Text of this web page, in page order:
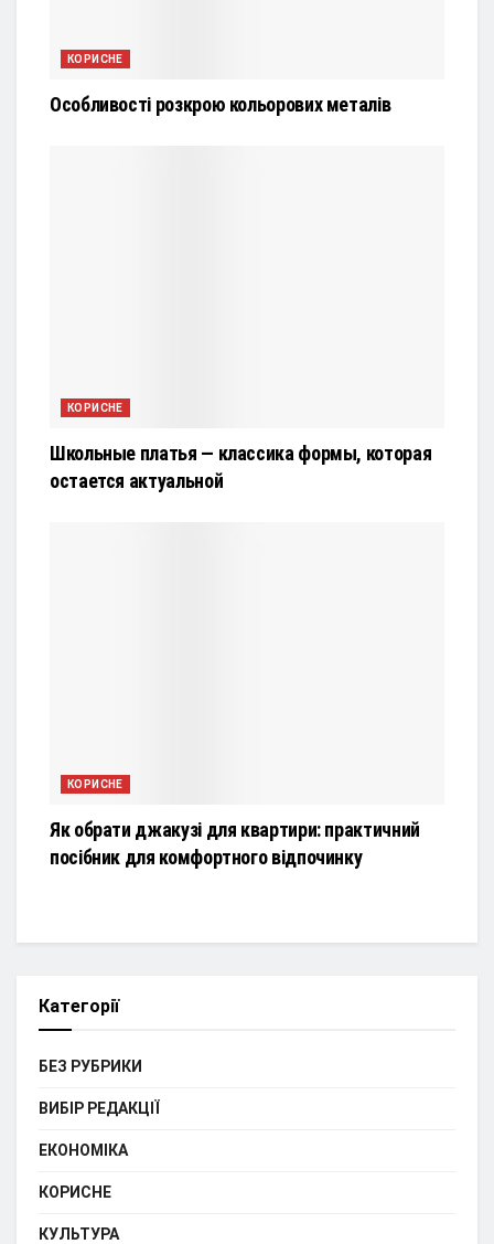
КОРИСНЕ
Особливості розкрою кольорових металів
КОРИСНЕ
Школьные платья — классика формы, которая
остается актуальной
КОРИСНЕ
Як обрати джакузі для квартири: практичний
посібник для комфортного відпочинку
Категорії
БЕЗ РУБРИКИ
ВИБІР РЕДАКЦІЇ
ЕКОНОМІКА
КОРИСНЕ
КУЛЬТУРА